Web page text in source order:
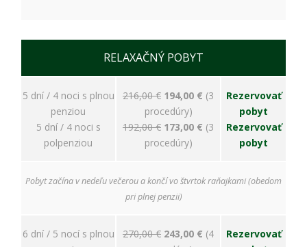
RELAXAČNÝ POBYT
5 dní / 4 noci s plnou
penziou
5 dní / 4 noci s
polpenziou
216,00 € 194,00 € (3
procedúry)
192,00 € 173,00 € (3
procedúry)
Rezervovať
pobyt
Rezervovať
pobyt
Pobyt začína v nedeľu večerou a končí vo štvrtok raňajkami (obedom
pri plnej penzii)
6 dní / 5 nocí s plnou
270,00 € 243,00 € (4
Rezervovať
reklám; Právny